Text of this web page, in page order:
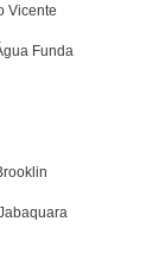
Vicente
Funda